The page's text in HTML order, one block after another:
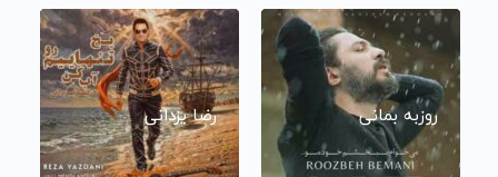
روزبه بمانی رضا یزدانی